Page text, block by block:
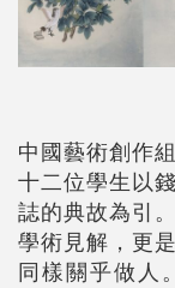
中國藝術創作
十二位學生以
誌的典故為引
學術見解，更
同樣關乎做人